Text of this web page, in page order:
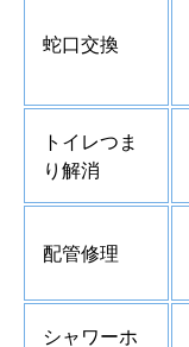
蛇口交換
トイレつま
り解消
配管修理
シャワーホ